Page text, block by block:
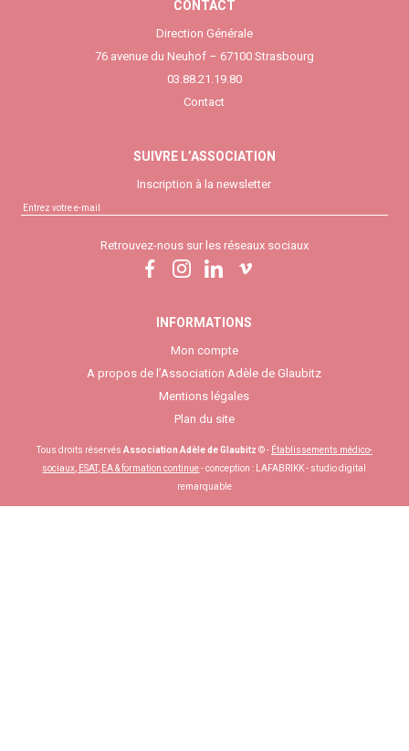
CONTACT
Direction Générale
76 avenue du Neuhof – 67100 Strasbourg
03.88.21.19.80
Contact
SUIVRE L’ASSOCIATION
Inscription à la newsletter
Retrouvez-nous sur les réseaux sociaux
INFORMATIONS
Mon compte
A propos de l’Association Adèle de Glaubitz
Mentions légales
Plan du site
Tous droits réservés Association Adèle de Glaubitz © - Établissements médico-
sociaux, ESAT, EA & formation continue- conception : LAFABRIKK - studio digital
remarquable